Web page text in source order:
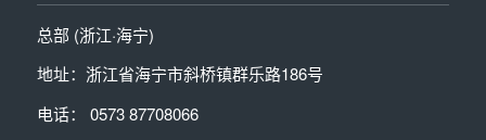
总部 (浙江·海宁)
地址：浙江省海宁市斜桥镇群乐路186号
电话： 0573 87708066